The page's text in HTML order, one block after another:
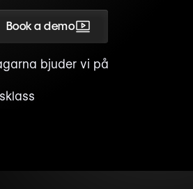
Book a demo
bjuder vi på